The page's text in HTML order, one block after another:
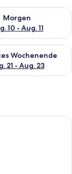
Aug. 9 - Aug.
Morgen
10 - Aug. 11
Verfügbarkeit
Aug. 14
Wochenende
21 - Aug. 23
Verfügbarkeit
mit Bett,